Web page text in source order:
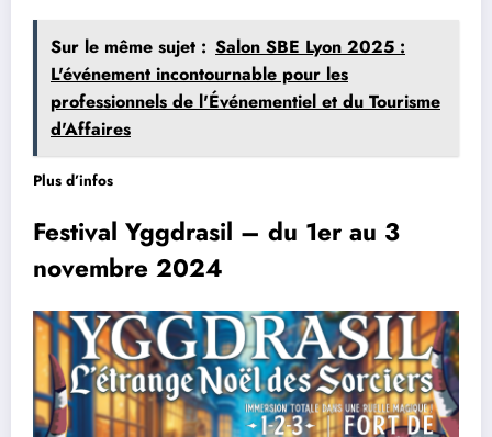
Sur le même sujet : Salon SBE Lyon 2025 :
L'événement incontournable pour les
professionnels de l'Événementiel et du Tourisme
d'Affaires
Plus d’infos
Festival Yggdrasil – du 1er au 3
novembre 2024